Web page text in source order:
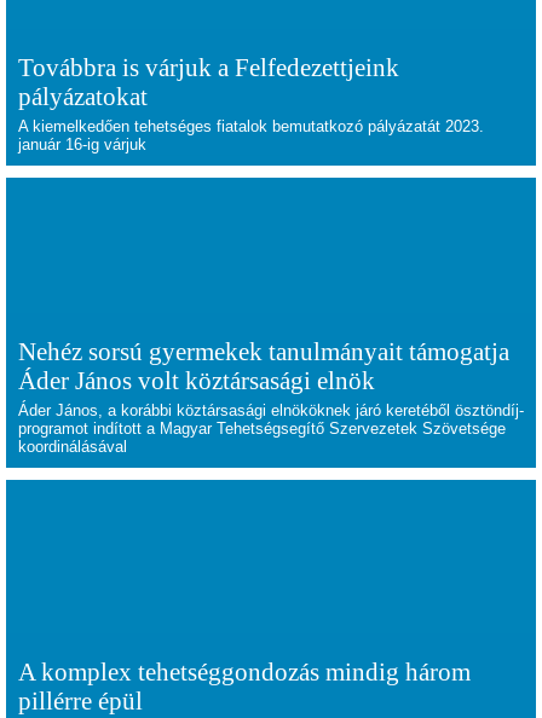
Továbbra is várjuk a Felfedezettjeink
pályázatokat
A kiemelkedően tehetséges fiatalok bemutatkozó pályázatát 2023.
január 16-ig várjuk
Nehéz sorsú gyermekek tanulmányait támogatja
Áder János volt köztársasági elnök
Áder János, a korábbi köztársasági elnököknek járó keretéből ösztöndíj-
programot indított a Magyar Tehetségsegítő Szervezetek Szövetsége
koordinálásával
A komplex tehetséggondozás mindig három
pillérre épül